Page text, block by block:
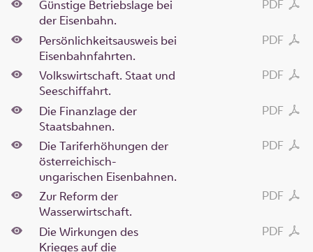
PDF
Günstige Betriebslage bei
der Eisenbahn.
PDF
Persönlichkeitsausweis bei
Eisenbahnfahrten.
PDF
Volkswirtschaft. Staat und
Seeschiffahrt.
PDF
Die Finanzlage der
Staatsbahnen.
PDF
Die Tariferhöhungen der
österreichisch-
ungarischen Eisenbahnen.
PDF
Zur Reform der
Wasserwirtschaft.
PDF
Die Wirkungen des
Krieges auf die